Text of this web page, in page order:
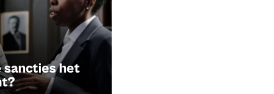
sancties het